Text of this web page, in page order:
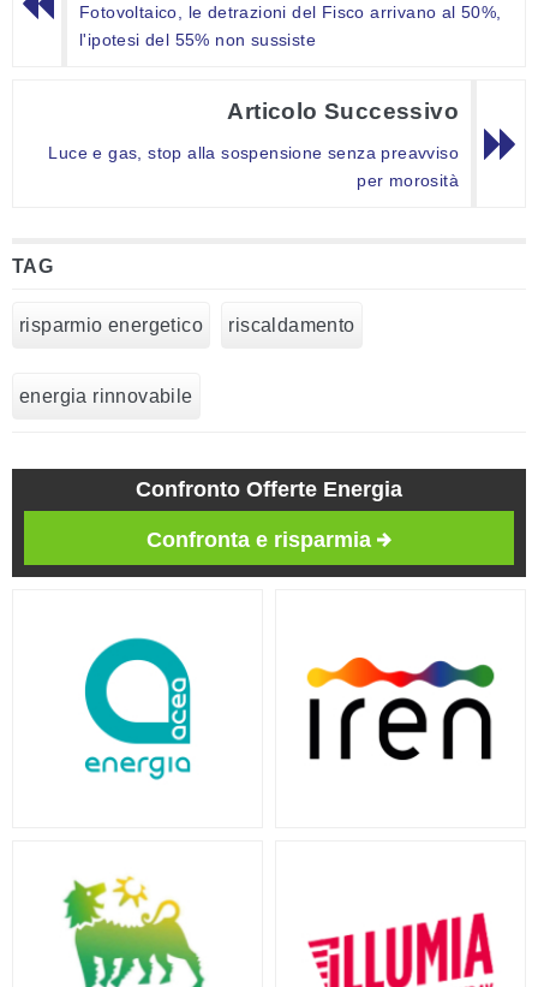
Fotovoltaico, le detrazioni del Fisco arrivano al 50%,
l'ipotesi del 55% non sussiste
Articolo Successivo
Luce e gas, stop alla sospensione senza preavviso
per morosità
TAG
risparmio energetico riscaldamento
energia rinnovabile
Confronto Offerte Energia
Confronta e risparmia